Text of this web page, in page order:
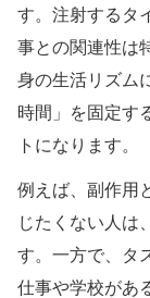
す。注射するタ
事との関連性は
身の生活リズム
時間」を固定す
トになります。
例えば、副作用
じたくない人は
す。一方で、タ
仕事や学校があ